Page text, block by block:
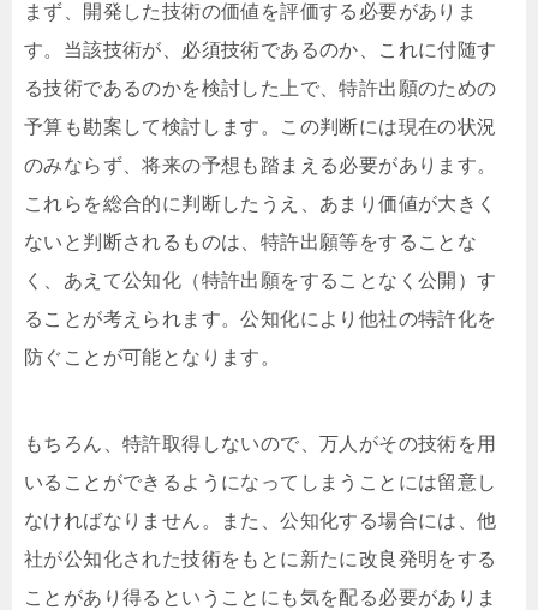
まず、開発した技術の価値を評価する必要がありま
す。当該技術が、必須技術であるのか、これに付随す
る技術であるのかを検討した上で、特許出願のための
予算も勘案して検討します。この判断には現在の状況
のみならず、将来の予想も踏まえる必要があります。
これらを総合的に判断したうえ、あまり価値が大きく
ないと判断されるものは、特許出願等をすることな
く、あえて公知化（特許出願をすることなく公開）す
ることが考えられます。公知化により他社の特許化を
防ぐことが可能となります。
もちろん、特許取得しないので、万人がその技術を用
いることができるようになってしまうことには留意し
なければなりません。また、公知化する場合には、他
社が公知化された技術をもとに新たに改良発明をする
ことがあり得るということにも気を配る必要がありま